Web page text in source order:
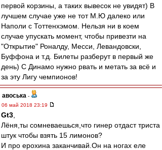
первой корзины, а таких вывесок не увидят) В
лучшем случае уже не тот М.Ю далеко или
Наполи с Тоттенхэмом. Нельзя ни в коем
случае упускать момент, чтобы привезти на
"Открытие" Роналду, Месси, Левандовски,
Буффона и т.д. Билеты разберут в первый же
день) С Динамо нужно рвать и метать за всё и
за эту Лигу чемпионов!
авоська -
06 май 2018 23:19
Gt3
Лёня,ты сомневаешься,что гинер отдаст триста
штук чтобы взять 15 лимонов?
И про ерохина заканчивай.Он на ногах еле